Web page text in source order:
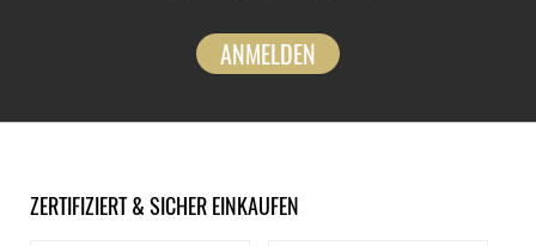
ANMELDEN
ZERTIFIZIERT & SICHER EINKAUFEN